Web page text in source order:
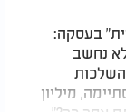
בעסקה:
בשבי, לא נחשב
מיליון